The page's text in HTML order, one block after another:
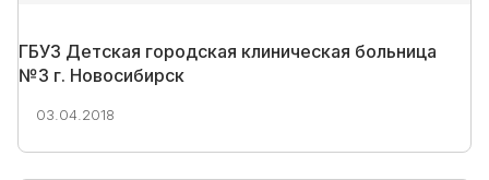
ГБУЗ Детская городская клиническая больница
№3 г. Новосибирск
03.04.2018